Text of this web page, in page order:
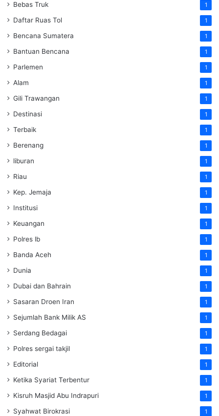
Bebas Truk 1
Daftar Ruas Tol 1
Bencana Sumatera 1
Bantuan Bencana 1
Parlemen 1
Alam 1
Gili Trawangan 1
Destinasi 1
Terbaik 1
Berenang 1
liburan 1
Riau 1
Kep. Jemaja 1
Institusi 1
Keuangan 1
Polres lb 1
Banda Aceh 1
Dunia 1
Dubai dan Bahrain 1
Sasaran Droen Iran 1
Sejumlah Bank Milik AS 1
Serdang Bedagai 1
Polres sergai takjil 1
Editorial 1
Ketika Syariat Terbentur 1
Kisruh Masjid Abu Indrapuri 1
Syahwat Birokrasi 1